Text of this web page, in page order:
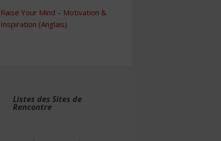
Raise Your Mind – Motivation &
Inspiration (Anglais)
Listes des Sites de
Rencontre